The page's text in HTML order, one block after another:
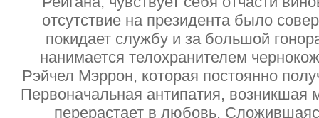
отсутствие на президента было
покидает службу и за большой
нанимается телохранителем
Рэйчел Мэррон, которая постоянно
Первоначальная антипатия, возникшая
перерастает в любовь.